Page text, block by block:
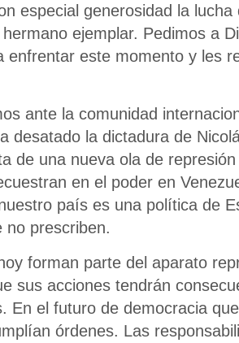
especial generosidad la
ejemplar. Pedimos a
enfrentar este momento y les
ante la comunidad
desatado la dictadura de
de una nueva ola de
en el poder en
país es una política de
no prescriben.
forman parte del aparato
sus acciones tendrán
En el futuro de democracia
órdenes. Las